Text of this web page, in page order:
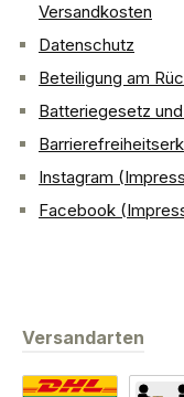
Versandkosten
Datenschutz
Beteiligung am
Batteriegesetz
Instagram
Facebook
Versandarten